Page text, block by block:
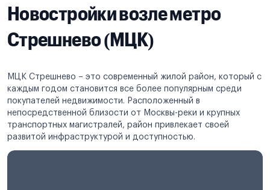
Новостройки возле метро
Стрешнево (МЦК)
МЦК Стрешнево – это современный жилой район, который с
каждым годом становится все более популярным среди
покупателей недвижимости. Расположенный в
непосредственной близости от Москвы-реки и крупных
транспортных магистралей, район привлекает своей
развитой инфраструктурой и доступностью.